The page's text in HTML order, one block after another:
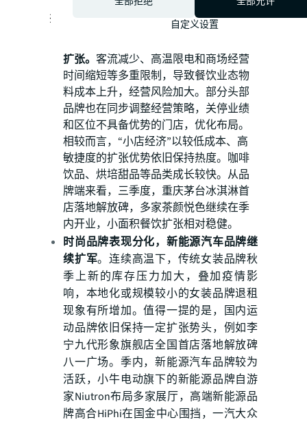
套和政策出台有助消费环境改善
扩张。 客流减少、高温限电和商场经营
时间缩短等多重限制，导致餐饮业态物
料成本上升，经营风险加大。部分头部
品牌也在同步调整经营策略，关停业绩
和区位不具备优势的门店，优化布局。
相较而言，“小店经济”以较低成本、高
敏捷度的扩张优势依旧保持热度。咖啡
饮品、烘培甜品等品类成长较快。从品
牌端来看，三季度，重庆茅台冰淇淋首
店落地解放碑，多家茶颜悦色继续在季
内开业，小面积餐饮扩张相对稳健。
时尚品牌表现分化，新能源汽车品牌继
续扩军。连续高温下，传统女装品牌秋
季上新的库存压力加大，叠加疫情影
响，本地化或规模较小的女装品牌退租
现象有所增加。值得一提的是，国内运
动品牌依旧保持一定扩张势头，例如李
宁九代形象旗舰店全国首店落地解放碑
八一广场。季内，新能源汽车品牌较为
活跃，小牛电动旗下的新能源品牌自游
家Niutron布局多家展厅，高端新能源品
牌高合HiPhi在国金中心围挡，一汽大众
自定义设置